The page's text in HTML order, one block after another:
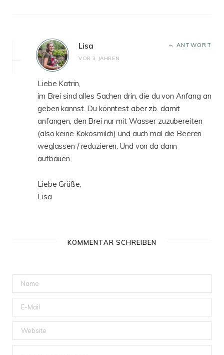
Lisa
VOR 3 JAHREN
ANTWORT
Liebe Katrin,
im Brei sind alles Sachen drin, die du von Anfang an
geben kannst. Du könntest aber zb. damit
anfangen, den Brei nur mit Wasser zuzubereiten
(also keine Kokosmilch) und auch mal die Beeren
weglassen / reduzieren. Und von da dann
aufbauen.
Liebe Grüße,
Lisa
KOMMENTAR SCHREIBEN